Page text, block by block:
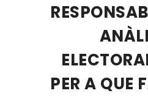
PER A QUE